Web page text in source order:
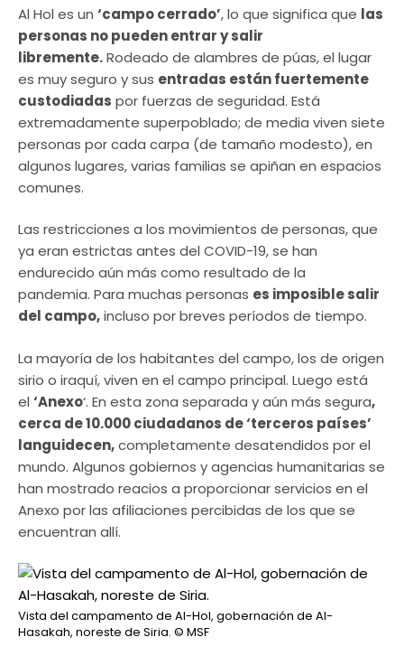
Al Hol es un ‘campo cerrado’, lo que significa que las
personas no pueden entrar y salir
libremente.Rodeado de alambres de púas, el lugar
es muy seguro y sus entradas están fuertemente
custodiadas por fuerzas de seguridad. Está
extremadamente superpoblado; de media viven siete
personas por cada carpa (de tamaño modesto), en
algunos lugares, varias familias se apiñan en espacios
comunes.
Las restricciones a los movimientos de personas, que
ya eran estrictas antes del COVID-19, se han
endurecido aún más como resultado de la
pandemia. Para muchas personas es imposible salir
del campo,incluso por breves períodos de tiempo.
La mayoría de los habitantes del campo, los de origen
sirio o iraquí, viven en el campo principal. Luego está
el ‘Anexo‘. En esta zona separada y aún más segura,
cerca de 10.000 ciudadanos de ‘terceros países’
languidecen,completamente desatendidos por el
mundo. Algunos gobiernos y agencias humanitarias se
han mostrado reacios a proporcionar servicios en el
Anexo por las afiliaciones percibidas de los que se
encuentran allí.
Vista del campamento de Al-Hol, gobernación de Al-
Hasakah, noreste de Siria. © MSF